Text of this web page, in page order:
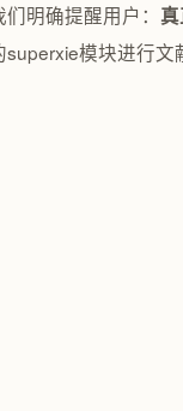
明确提醒用户：
模块进行文